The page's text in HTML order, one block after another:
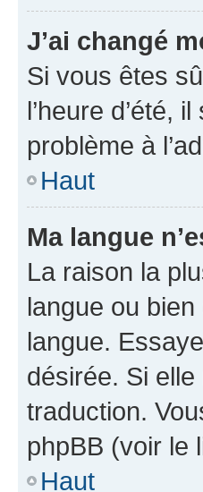
J’ai changé
Si vous êtes
l’heure d’été,
problème à
Haut
Ma langue
La raison la
langue ou
langue.
désirée. Si
traduction.
phpBB (voir le
Haut